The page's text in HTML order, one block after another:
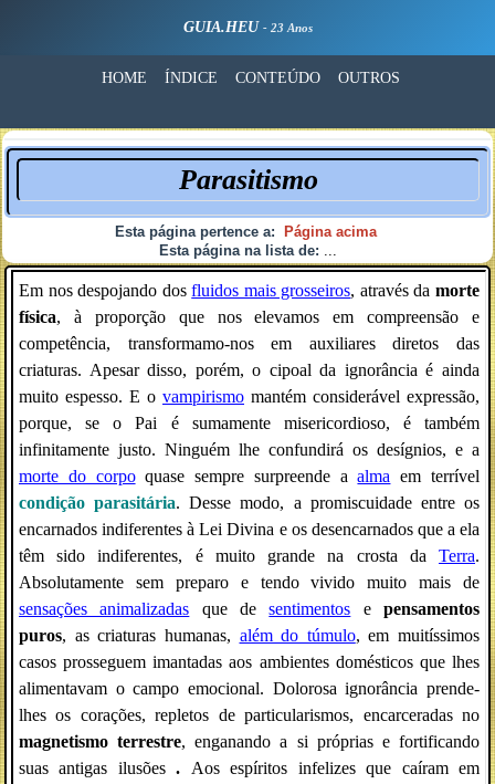
GUIA.HEU - 23 Anos
HOME ÍNDICE CONTEÚDO OUTROS
Parasitismo
Esta página pertence a:
Página acima
Esta página na lista de: ...
Em nos despojando dosfluidos mais grosseiros, através damorte
física, à proporção que nos elevamos em compreensão e
competência, transformamo-nos em auxiliares diretos das
criaturas. Apesar disso, porém, o cipoal da ignorância é ainda
muito espesso. E o vampirismo mantém considerável expressão,
porque, se o Pai é sumamente misericordioso, é também
infinitamente justo. Ninguém lhe confundirá os desígnios, e a
morte do corpoquase sempre surpreende aalma em terrível
condição parasitária. Desse modo, a promiscuidade entre os
encarnados indiferentes à Lei Divina e os desencarnados que a ela
têm sido indiferentes, é muito grande na crosta da Terra.
Absolutamente sem preparo e tendo vivido muito mais de
sensações animalizadas que desentimentos epensamentos
puros, as criaturas humanas, além do túmulo, em muitíssimos
casos prosseguem imantadas aos ambientes domésticos que lhes
alimentavam o campo emocional. Dolorosa ignorância prende-
lhes os corações, repletos de particularismos, encarceradas no
magnetismo terrestre, enganando a si próprias e fortificando
suas antigas ilusões. Aos espíritos infelizes que caíram em